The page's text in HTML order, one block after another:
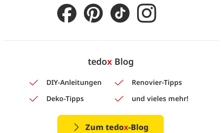
tedoxBlog
DIY-Anleitungen
Renovier-Tipps
Deko-Tipps
und vieles mehr!
Zum tedox-Blog